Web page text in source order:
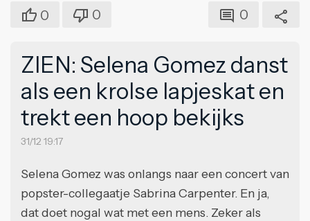
0 0 0
ZIEN: Selena Gomez danst
als een krolse lapjeskat en
trekt een hoop bekijks
31/12 19:17
Selena Gomez was onlangs naar een concert van
popster-collegaatje Sabrina Carpenter. En ja,
dat doet nogal wat met een mens. Zeker als